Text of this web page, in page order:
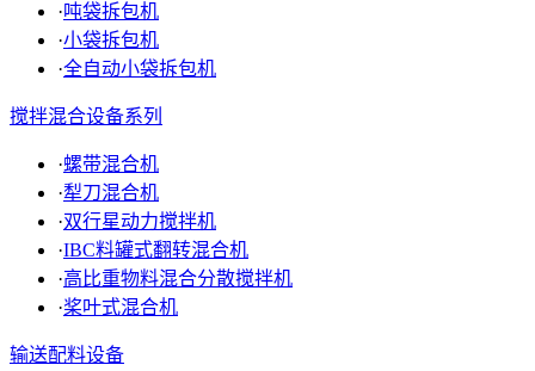
·吨袋拆包机
·小袋拆包机
·全自动小袋拆包机
搅拌混合设备系列
·螺带混合机
·犁刀混合机
·双行星动力搅拌机
·IBC料罐式翻转混合机
·高比重物料混合分散搅拌机
·桨叶式混合机
输送配料设备